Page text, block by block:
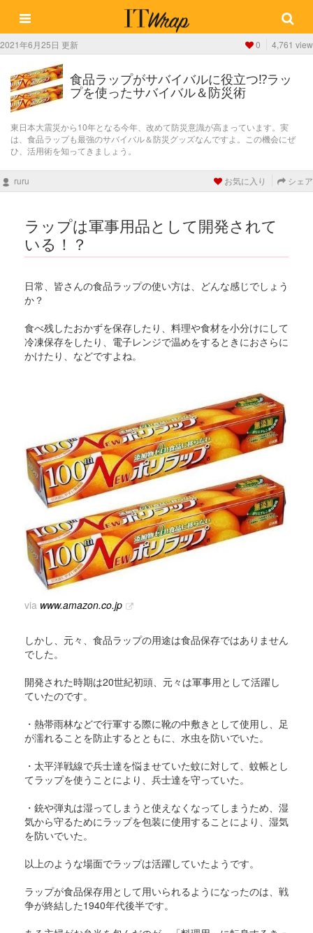
2021年6月25日 更新 0 4,761 view
食品ラップがサバイバルに役立つ⁉ラッ
プを使ったサバイバル＆防災術
東日本大震災から10年となる今年、改めて防災意識が高まっています。実
は、食品ラップも最強のサバイバル＆防災グッズなんですよ。この機会にぜ
ひ、活用術を知ってきましょう。
ruru お気に入り シェア
ラップは軍事用品として開発されて
いる！？
日常、皆さんの食品ラップの使い方は、どんな感じでしょう
か？
食べ残したおかずを保存したり、料理や食材を小分けにして
冷凍保存をしたり、電子レンジで温めをするときにおさらに
かけたり、などですよね。
via www.amazon.co.jp
しかし、元々、食品ラップの用途は食品保存ではありません
でした。
開発された時期は20世紀初頭、元々は軍事用として活躍し
ていたのです。
・熱帯雨林などで行軍する際に靴の中敷きとして使用し、足
が濡れることを防止するとともに、水虫を防いでいた。
・太平洋戦線で兵士達を悩ませていた蚊に対して、蚊帳とし
てラップを使うことにより、兵士達を守っていた。
・銃や弾丸は湿ってしまうと使えなくなってしまうため、湿
気から守るためにラップを包装に使用することにより、湿気
を防いでいた。
以上のような場面でラップは活躍していたようです。
ラップが食品保存用として用いられるようになったのは、戦
争が終結した1940年代後半です。